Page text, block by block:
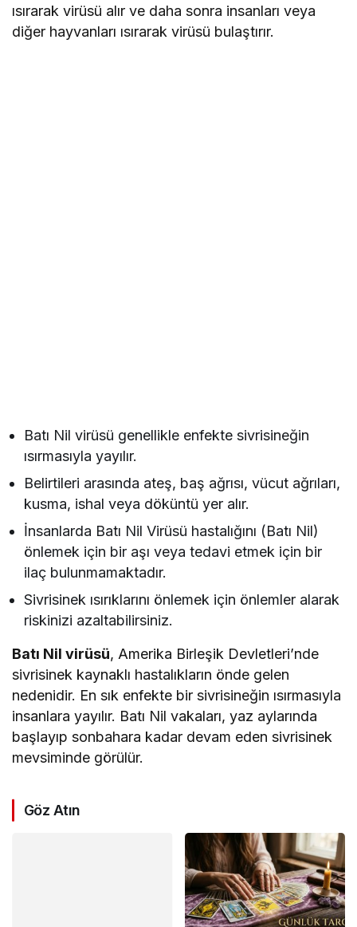
ısırarak virüsü alır ve daha sonra insanları veya
diğer hayvanları ısırarak virüsü bulaştırır.
Batı Nil virüsü genellikle enfekte sivrisineğin
ısırmasıyla yayılır.
Belirtileri arasında ateş, baş ağrısı, vücut ağrıları,
kusma, ishal veya döküntü yer alır.
İnsanlarda Batı Nil Virüsü hastalığını (Batı Nil)
önlemek için bir aşı veya tedavi etmek için bir
ilaç bulunmamaktadır.
Sivrisinek ısırıklarını önlemek için önlemler alarak
riskinizi azaltabilirsiniz.
Batı Nil virüsü, Amerika Birleşik Devletleri’nde
sivrisinek kaynaklı hastalıkların önde gelen
nedenidir. En sık enfekte bir sivrisineğin ısırmasıyla
insanlara yayılır. Batı Nil vakaları, yaz aylarında
başlayıp sonbahara kadar devam eden sivrisinek
mevsiminde görülür.
Göz Atın